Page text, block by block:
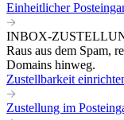
Einheitlicher
INBOX-
Raus aus dem Spam,
Domains hinweg.
Zustellbarkeit
Zustellung im